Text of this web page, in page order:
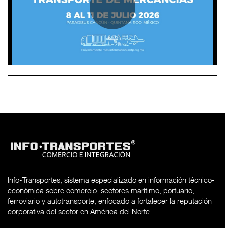
Info-Transportes, sistema especializado en información técnico-
económica sobre comercio, sectores marítimo, portuario,
ferroviario y autotransporte, enfocado a fortalecer la reputación
corporativa del sector en América del Norte.